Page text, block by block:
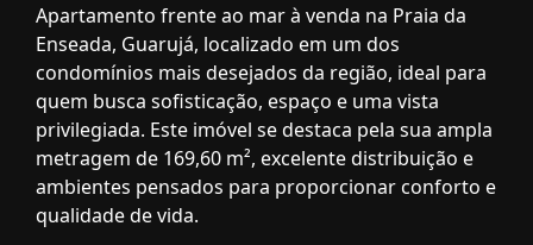
Apartamento frente ao mar à venda na Praia da
Enseada, Guarujá, localizado em um dos
condomínios mais desejados da região, ideal para
quem busca sofisticação, espaço e uma vista
privilegiada. Este imóvel se destaca pela sua ampla
metragem de 169,60 m², excelente distribuição e
ambientes pensados para proporcionar conforto e
qualidade de vida.